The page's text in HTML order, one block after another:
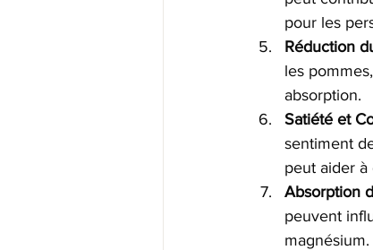
pour les
Réduction
les
absorption.
Satiété et
sentiment
peut aider à
Absorption
peuvent
magnésium.